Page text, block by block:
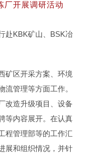
厂开展调研活动
赴KBK矿山、BSK冶
矿区开采方案、环境
流管理等方面工作。
改造升级项目、设备
等内容展开。在认真
程管理部等的工作汇
展和组织情况，并针